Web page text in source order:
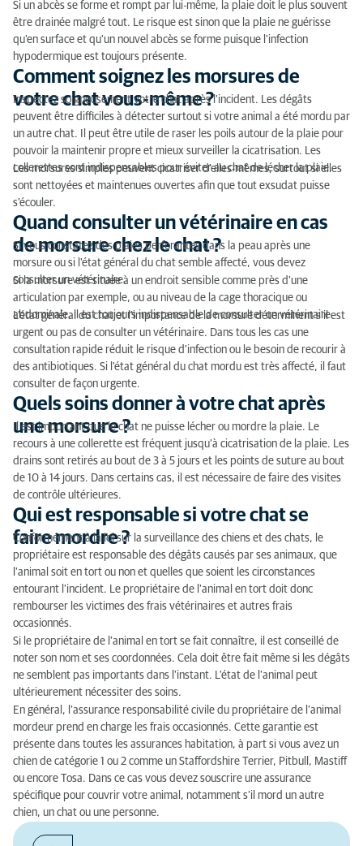
Si un abcès se forme et rompt par lui-même, la plaie doit le plus souvent
être drainée malgré tout. Le risque est sinon que la plaie ne guérisse
qu'en surface et qu'un nouvel abcès se forme puisque l'infection
hypodermique est toujours présente.
Comment soignez les morsures de
votre chat vous-même ?
Inspectez soigneusement votre chat après l'incident. Les dégâts
peuvent être difficiles à détecter surtout si votre animal a été mordu par
un autre chat. Il peut être utile de raser les poils autour de la plaie pour
pouvoir la maintenir propre et mieux surveiller la cicatrisation. Les
collerettes sont indispensables pour éviter au chat de lécher la plaie.
Les morsures simples peuvent cicatriser d'elles-mêmes, surtout si elles
sont nettoyées et maintenues ouvertes afin que tout exsudat puisse
s'écouler.
Quand consulter un vétérinaire en cas
de morsure chez le chat ?
Si vous constatez des plaies perforantes dans la peau après une
morsure ou si l'état général du chat semble affecté, vous devez
consulter un vétérinaire.
Si la morsure est située à un endroit sensible comme près d'une
articulation par exemple, ou au niveau de la cage thoracique ou
abdominale, il est toujours indispensable de consulter un vétérinaire.
L'état général du chat et l'importance de la morsure déterminent s'il est
urgent ou pas de consulter un vétérinaire. Dans tous les cas une
consultation rapide réduit le risque d'infection ou le besoin de recourir à
des antibiotiques. Si l'état général du chat mordu est très affecté, il faut
consulter de façon urgente.
Quels soins donner à votre chat après
une morsure ?
Il est important que le chat ne puisse lécher ou mordre la plaie. Le
recours à une collerette est fréquent jusqu'à cicatrisation de la plaie. Les
drains sont retirés au bout de 3 à 5 jours et les points de suture au bout
de 10 à 14 jours. Dans certains cas, il est nécessaire de faire des visites
de contrôle ultérieures.
Qui est responsable si votre chat se
faire mordre ?
Conformément à la loi sur la surveillance des chiens et des chats, le
propriétaire est responsable des dégâts causés par ses animaux, que
l'animal soit en tort ou non et quelles que soient les circonstances
entourant l'incident. Le propriétaire de l'animal en tort doit donc
rembourser les victimes des frais vétérinaires et autres frais
occasionnés.
Si le propriétaire de l'animal en tort se fait connaître, il est conseillé de
noter son nom et ses coordonnées. Cela doit être fait même si les dégâts
ne semblent pas importants dans l'instant. L'état de l'animal peut
ultérieurement nécessiter des soins.
En général, l’assurance responsabilité civile du propriétaire de l’animal
mordeur prend en charge les frais occasionnés. Cette garantie est
présente dans toutes les assurances habitation, à part si vous avez un
chien de catégorie 1 ou 2 comme un Staffordshire Terrier, Pitbull, Mastiff
ou encore Tosa. Dans ce cas vous devez souscrire une assurance
spécifique pour couvrir votre animal, notamment s’il mord un autre
chien, un chat ou une personne.